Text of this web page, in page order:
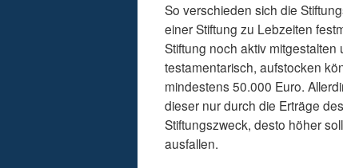
So verschieden sich die
einer Stiftung zu Lebzeiten
Stiftung noch aktiv
testamentarisch, aufstocken
mindestens 50.000 Euro.
dieser nur durch die Erträge
Stiftungszweck, desto höher
ausfallen.